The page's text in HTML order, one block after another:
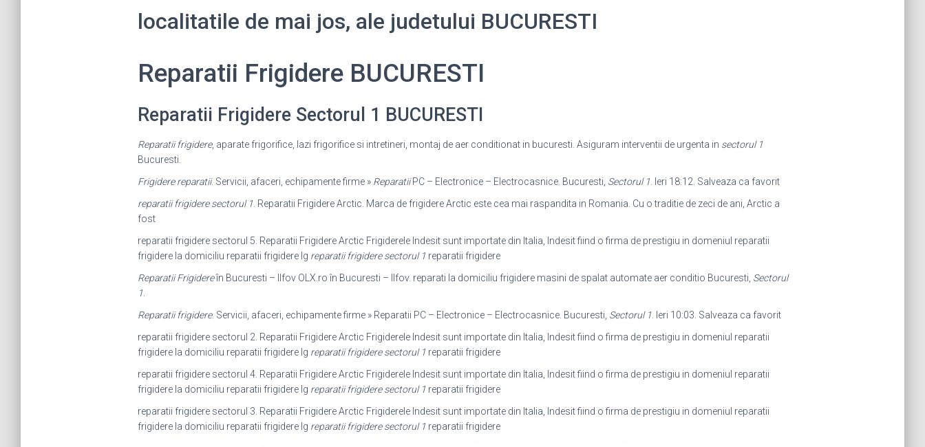
localitatile de mai jos, ale judetului BUCURESTI
Reparatii Frigidere BUCURESTI
Reparatii Frigidere Sectorul 1 BUCURESTI
Reparatii frigidere, aparate frigorifice, lazi frigorifice si intretineri, montaj de aer conditionat in bucuresti. Asiguram interventii de urgenta in sectorul 1
Bucuresti.
Frigidere reparatii. Servicii, afaceri, echipamente firme » ReparatiiPC – Electronice – Electrocasnice. Bucuresti, Sectorul 1 . Ieri 18:12. Salveaza ca favorit
reparatii frigidere sectorul 1 . Reparatii Frigidere Arctic. Marca de frigidere Arctic este cea mai raspandita in Romania. Cu o traditie de zeci de ani, Arctic a
fost
reparatii frigidere sectorul 5. Reparatii Frigidere Arctic Frigiderele Indesit sunt importate din Italia, Indesit fiind o firma de prestigiu in domeniul reparatii
frigidere la domiciliu reparatii frigidere lg reparatii frigidere sectorul 1 reparatii frigidere
Reparatii Frigidereîn Bucuresti – Ilfov OLX.ro în Bucuresti – Ilfov. reparati la domiciliu frigidere masini de spalat automate aer conditio Bucuresti, Sectorul
1
Reparatii frigidere. Servicii, afaceri, echipamente firme » Reparatii PC – Electronice – Electrocasnice. Bucuresti, Sectorul 1 . Ieri 10:03. Salveaza ca favorit
reparatii frigidere sectorul 2. Reparatii Frigidere Arctic Frigiderele Indesit sunt importate din Italia, Indesit fiind o firma de prestigiu in domeniul reparatii
frigidere la domiciliu reparatii frigidere lg reparatii frigidere sectorul 1 reparatii frigidere
reparatii frigidere sectorul 4. Reparatii Frigidere Arctic Frigiderele Indesit sunt importate din Italia, Indesit fiind o firma de prestigiu in domeniul reparatii
frigidere la domiciliu reparatii frigidere lg reparatii frigidere sectorul 1 reparatii frigidere
reparatii frigidere sectorul 3. Reparatii Frigidere Arctic Frigiderele Indesit sunt importate din Italia, Indesit fiind o firma de prestigiu in domeniul reparatii
frigidere la domiciliu reparatii frigidere lg reparatii frigidere sectorul 1 reparatii frigidere